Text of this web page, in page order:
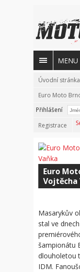
MENU
Úvodní stránka
Euro Moto
Přihlášení
Registrace
Euro
Vojtěcha
Masarykův
stal ve
šampionátu
dlouholetou
IDM.